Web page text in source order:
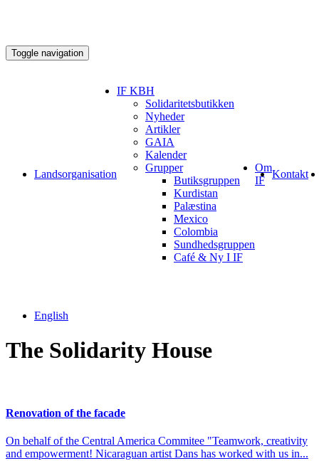
Toggle navigation
Landsorganisation
IF KBH
Solidaritetsbutikken
Nyheder
Artikler
GAIA
Kalender
Grupper
Butiksgruppen
Kurdistan
Palæstina
Mexico
Colombia
Sundhedsgruppen
Café & Ny I IF
Om
IF
Kontakt
English
The Solidarity House
Renovation of the facade
On behalf of the Central America Commitee "Teamwork, creativity
and empowerment! Nicaraguan artist Dans has worked with us in...